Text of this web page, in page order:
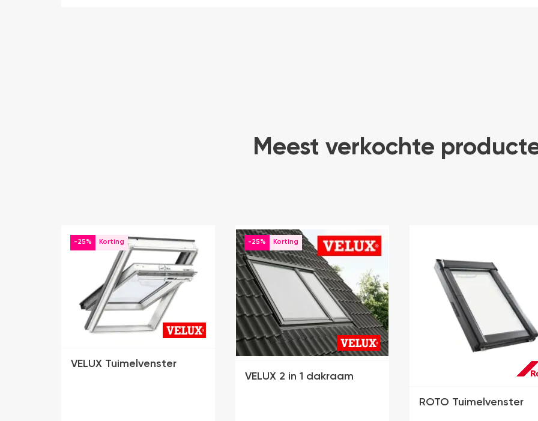
Meest verkochte
-25%
VELUX Tuimelvenster
-25%
VELUX 2 in 1 dakraam
ROTO Tuimelvenster